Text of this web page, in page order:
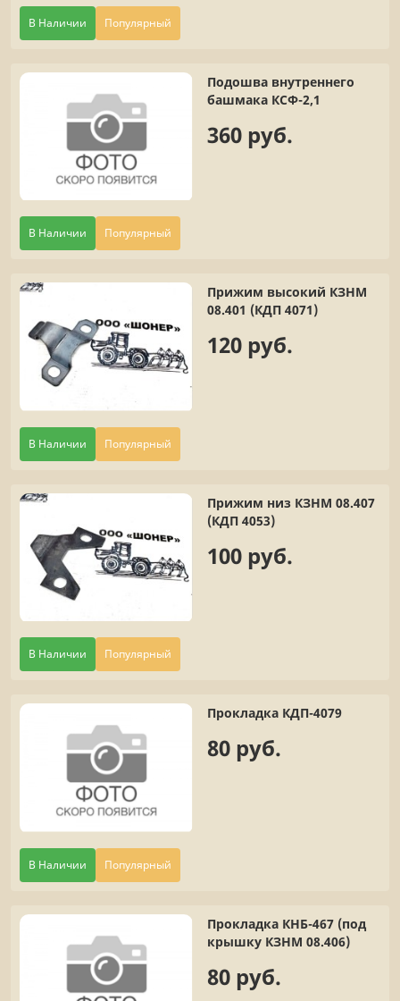
В Наличии Популярный
В Наличии Популярный
Подошва внутреннего
башмака КСФ-2,1
360 руб.
В Наличии Популярный
Прижим высокий КЗНМ
08.401 (КДП 4071)
120 руб.
В Наличии Популярный
Прижим низ КЗНМ 08.407
(КДП 4053)
100 руб.
В Наличии Популярный
Прокладка КДП-4079
80 руб.
Прокладка КНБ-467 (под
крышку КЗНМ 08.406)
80 руб.